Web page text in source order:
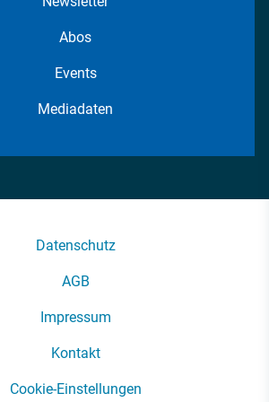
Abos
Events
Mediadaten
Datenschutz
AGB
Impressum
Kontakt
Cookie-Einstellungen